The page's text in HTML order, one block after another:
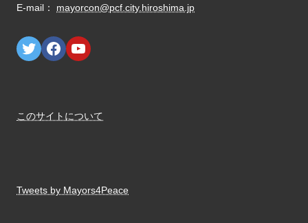
E-mail： mayorcon@pcf.city.hiroshima.jp
このサイトについて
Tweets by Mayors4Peace